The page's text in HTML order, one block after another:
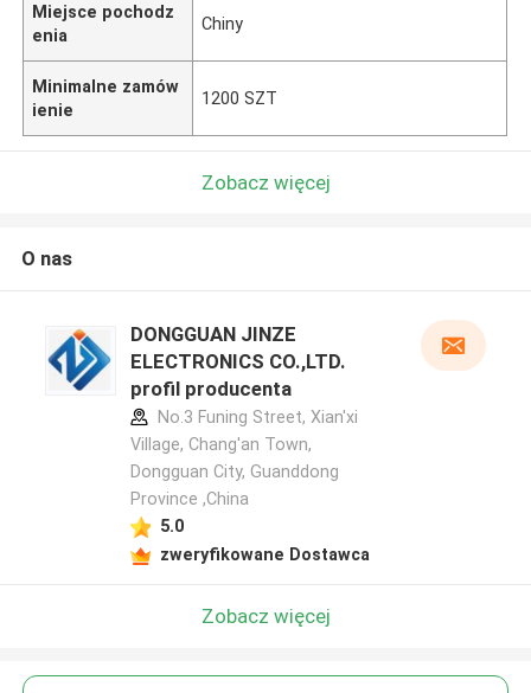
Miejsce pochodz
enia
Chiny
Minimalne zamów
ienie
1200 SZT
Zobacz więcej
O nas
DONGGUAN JINZE
ELECTRONICS CO.,LTD.
profil producenta
No.3 Funing Street, Xian'xi
Village, Chang'an Town,
Dongguan City, Guanddong
Province ,China
5.0
zweryfikowane Dostawca
Zobacz więcej